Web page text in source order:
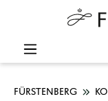
FÜRSTENBERG